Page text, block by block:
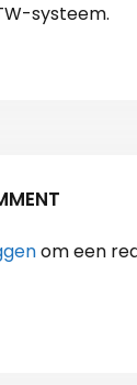
systeem.
om een